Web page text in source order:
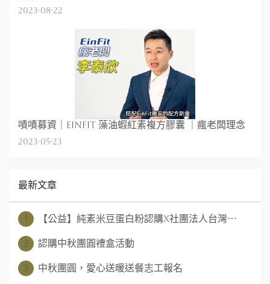
2023-08-22
嘖嘖募資｜EinFit 藻油蝦紅素複方膠囊 ｜瘋老闆理念
2023-05-23
最新文章
1 【公益】純素米豆蛋白粉認購x社團法人台灣⋯
2 認購中秋團圓禮盒活動
3 中秋團圓，愛心送暖送餐志工報名